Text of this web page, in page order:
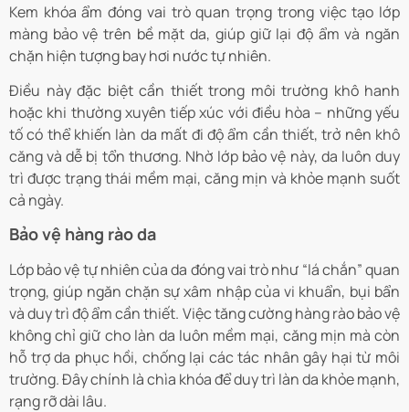
Kem khóa ẩm đóng vai trò quan trọng trong việc tạo lớp
màng bảo vệ trên bề mặt da, giúp giữ lại độ ẩm và ngăn
chặn hiện tượng bay hơi nước tự nhiên.
Điều này đặc biệt cần thiết trong môi trường khô hanh
hoặc khi thường xuyên tiếp xúc với điều hòa – những yếu
tố có thể khiến làn da mất đi độ ẩm cần thiết, trở nên khô
căng và dễ bị tổn thương. Nhờ lớp bảo vệ này, da luôn duy
trì được trạng thái mềm mại, căng mịn và khỏe mạnh suốt
cả ngày.
Bảo vệ hàng rào da
Lớp bảo vệ tự nhiên của da đóng vai trò như “lá chắn” quan
trọng, giúp ngăn chặn sự xâm nhập của vi khuẩn, bụi bẩn
và duy trì độ ẩm cần thiết. Việc tăng cường hàng rào bảo vệ
không chỉ giữ cho làn da luôn mềm mại, căng mịn mà còn
hỗ trợ da phục hồi, chống lại các tác nhân gây hại từ môi
trường. Đây chính là chìa khóa để duy trì làn da khỏe mạnh,
rạng rỡ dài lâu.